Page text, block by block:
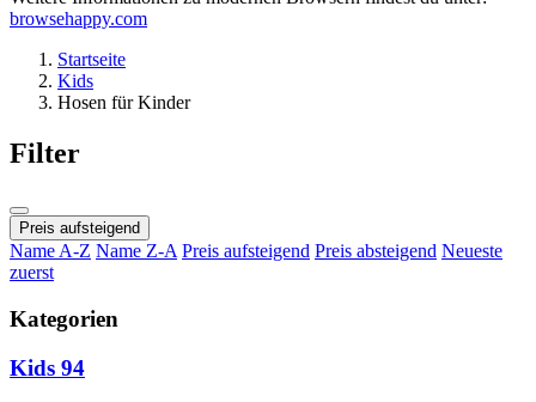
browsehappy.com
Startseite
Kids
Hosen für Kinder
Filter
Preis aufsteigend
Name A-Z Name Z-A Preis aufsteigend Preis absteigend Neueste
zuerst
Kategorien
Kids 94